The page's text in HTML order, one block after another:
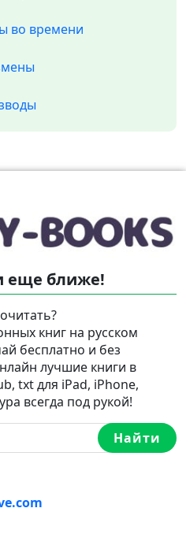
во времени
еще ближе!
книг на русском
бесплатно и без
лучшие книги в
txt для iPad, iPhone,
всегда под рукой!
Найти